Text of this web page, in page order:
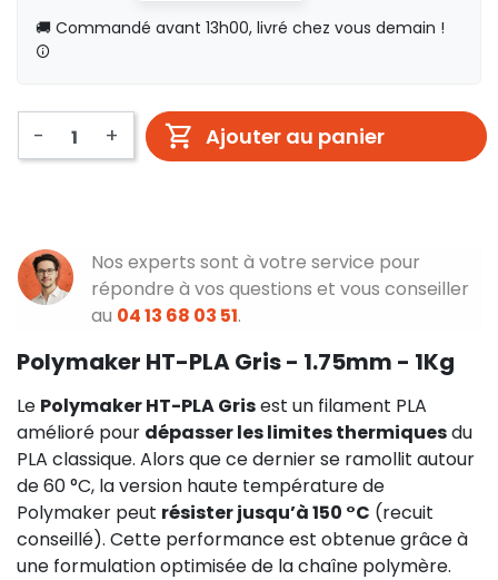
🚚 Commandé avant 13h00, livré chez vous demain !
- + Ajouter au panier
Nos experts sont à votre service pour
répondre à vos questions et vous conseiller
au 04 13 68 03 51.
Polymaker HT-PLA Gris - 1.75mm - 1Kg
Le Polymaker HT-PLA Grisest un filament PLA
amélioré pour dépasser les limites thermiquesdu
PLA classique. Alors que ce dernier se ramollit autour
de 60 °C, la version haute température de
Polymaker peut résister jusqu’à 150 °C (recuit
conseillé). Cette performance est obtenue grâce à
une formulation optimisée de la chaîne polymère.